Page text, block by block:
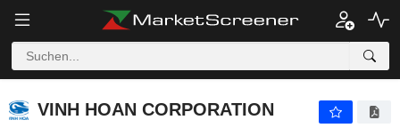
VINH HOAN CORPORATION